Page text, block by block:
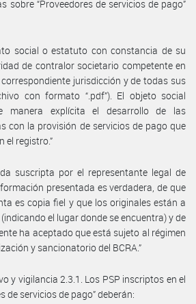
sobre “Proveedores de servicios de pago”
social o estatuto con constancia de su
de contralor societario competente en
jurisdicción y de todas sus
con formato “.pdf”). El objeto social
manera explícita el desarrollo de las
con la provisión de servicios de pago que
el registro.”
suscripta por el representante legal de
presentada es verdadera, de que
es copia fiel y que los originales están a
el lugar donde se encuentra) y de
ha aceptado que está sujeto al régimen
y sancionatorio del BCRA.”
y vigilancia 2.3.1. Los PSP inscriptos en el
de servicios de pago” deberán: